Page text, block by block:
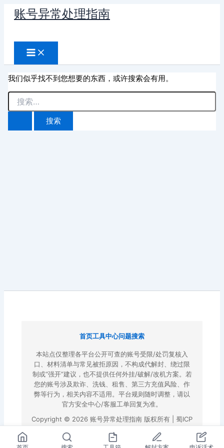
账号异常处理指南
索
我们似乎找不到您想要的东西，或许搜索会有用。
搜
索：
首页工具中心问题搜索
本站点仅整理各平台公开可查的账号受限/处罚复核入
口、材料清单与常见被拒原因，不构成代解封、绕过限
制或“强开”建议，也不提供任何外挂/破解/改机方案。若
您的账号涉及欺诈、洗钱、租售、第三方充值风险、作
弊等行为，相关内容不适用。平台规则随时调整，请以
官方安全中心/客服工单回复为准。
Copyright © 2026 账号异常处理指南 版权所有 | 蜀ICP